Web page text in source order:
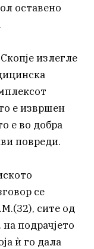
оставено
излегле
е извршен
е во добра
повреди.
се
сите од
подрачјето
ѝ го дала